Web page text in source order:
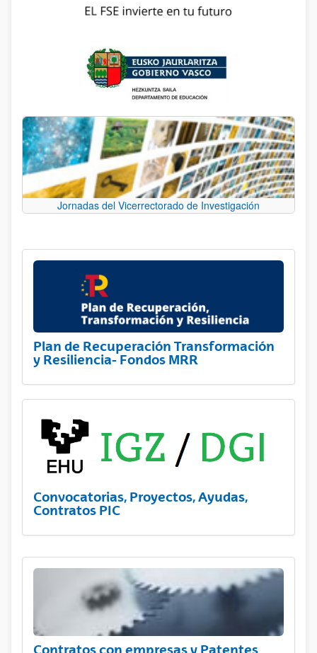
Jornadas del Vicerrectorado de Investigación
Plan de Recuperación Transformación
y Resiliencia- Fondos MRR
Convocatorias, Proyectos, Ayudas,
Contratos PIC
Contratos con empresas y Patentes